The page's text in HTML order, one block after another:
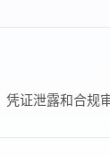
证泄露和合规